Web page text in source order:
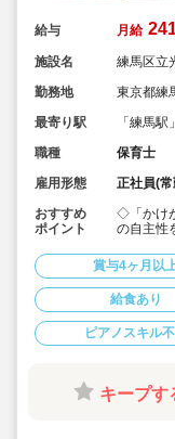
給与 月給
施設名
練馬区立
勤務地
東京都練
最寄り駅
「練馬
職種
保育士
雇用形態
正社員(
おすすめ
ポイント
◇「かけ
の自主性
化率も80
◇経験浅
◇研修制
◇給与の
充実して
◇うれし
◇日誌や
賞与4ヶ月以
給食あり
ピアノスキル
キープす